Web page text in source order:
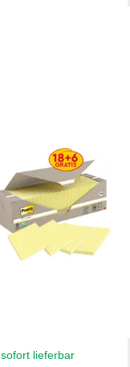
sofort lieferbar